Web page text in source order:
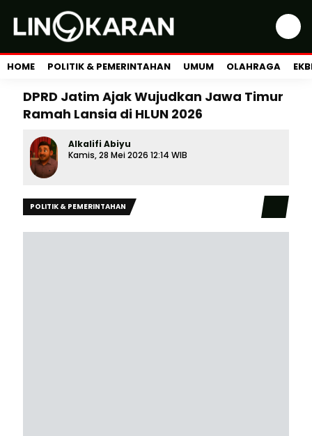
HOME POLITIK & PEMERINTAHAN UMUM OLAHRAGA
DPRD Jatim Ajak Wujudkan Jawa Timur
Ramah Lansia di HLUN 2026
Alkalifi Abiyu
Kamis, 28 Mei 2026 12:14 WIB
POLITIK & PEMERINTAHAN